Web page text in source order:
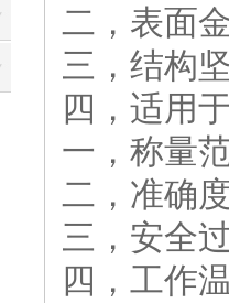
二，表面
三，结构
四，适用
一，称量
二，准确
三，安全
四，工作